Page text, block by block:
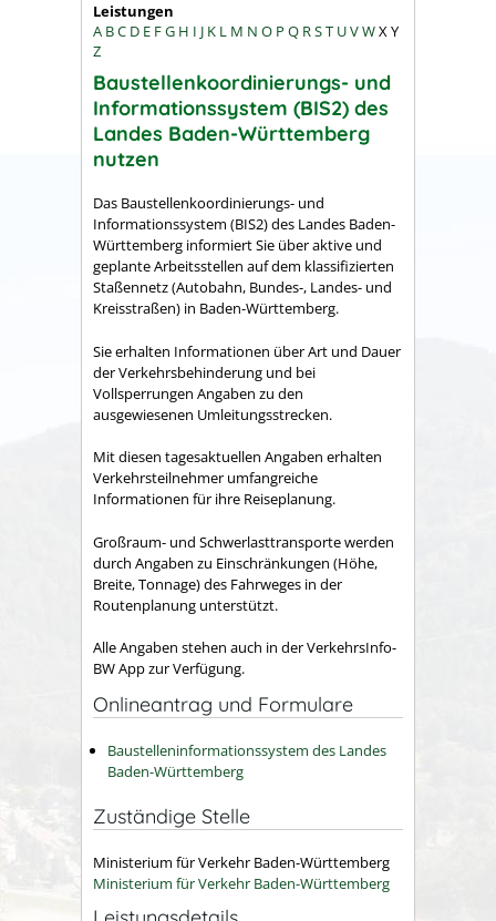
Leistungen
A BC D E FG H I J K L M N O P Q RST UVWXY
Z
Baustellenkoordinierungs- und
Informationssystem (BIS2) des
Landes Baden-Württemberg
nutzen
Das Baustellenkoordinierungs- und
Informationssystem (BIS2) des Landes Baden-
Württemberg informiert Sie über aktive und
geplante Arbeitsstellen auf dem klassifizierten
Staßennetz (Autobahn, Bundes-, Landes- und
Kreisstraßen) in Baden-Württemberg.
Sie erhalten Informationen über Art und Dauer
der Verkehrsbehinderung und bei
Vollsperrungen Angaben zu den
ausgewiesenen Umleitungsstrecken.
Mit diesen tagesaktuellen Angaben erhalten
Verkehrsteilnehmer umfangreiche
Informationen für ihre Reiseplanung.
Großraum- und Schwerlasttransporte werden
durch Angaben zu Einschränkungen (Höhe,
Breite, Tonnage) des Fahrweges in der
Routenplanung unterstützt.
Alle Angaben stehen auch in der VerkehrsInfo-
BW App zur Verfügung.
Onlineantrag und Formulare
Baustelleninformationssystem des Landes
Baden-Württemberg
Zuständige Stelle
Ministerium für Verkehr Baden-Württemberg
Ministerium für Verkehr Baden-Württemberg